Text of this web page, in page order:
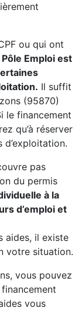
ou qui ont
Pôle Emploi est
Il suffit
(95870)
le financement
qu’à réserver
pas
du permis
à la
d’emploi et
aides, il existe
votre situation.
vous pouvez
vous